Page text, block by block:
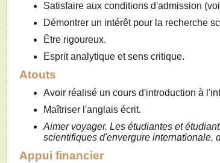
Satisfaire aux conditions d'admission
Démontrer un intérêt pour la recherche
Être rigoureux.
Esprit analytique et sens critique.
Atouts
Avoir réalisé un cours d'introduction à
Maîtriser l'anglais écrit.
Aimer voyager. Les étudiantes et
scientifiques d'envergure internationale,
Appui financier